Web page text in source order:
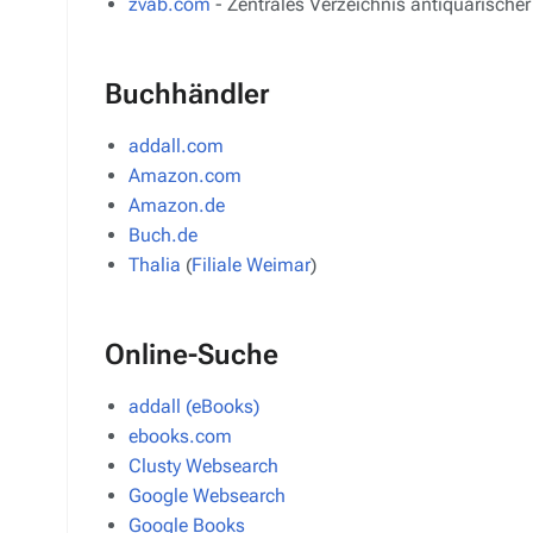
Buchhändler
addall.com
Amazon.com
Amazon.de
Buch.de
Thalia (Filiale Weimar)
Online-Suche
addall (eBooks)
ebooks.com
Clusty Websearch
Google Websearch
Google Books